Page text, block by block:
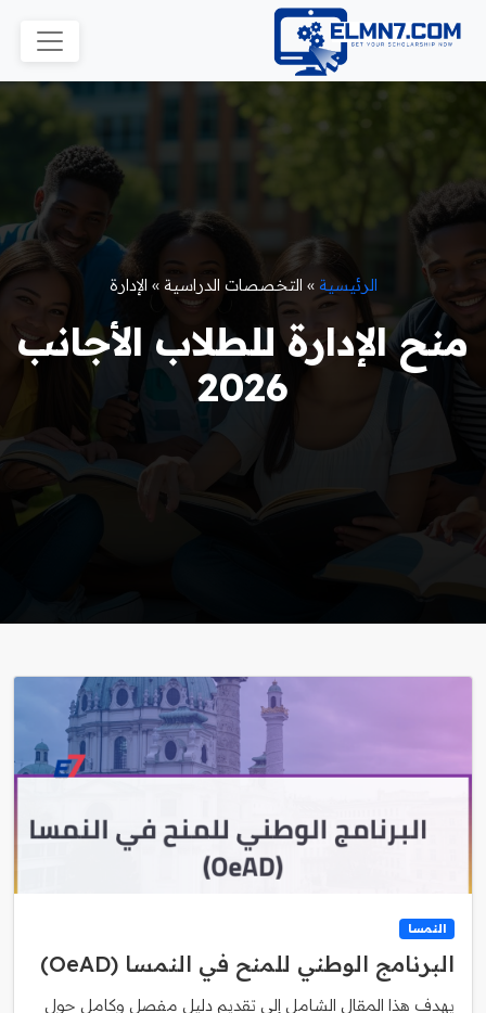
الرئيسية » التخصصات الدراسية » الإدارة
منح الإدارة للطلاب الأجانب
2026
النمسا
البرنامج الوطني للمنح في النمسا (OeAD)
يهدف هذا المقال الشامل إلى تقديم دليل مفصل وكامل حول